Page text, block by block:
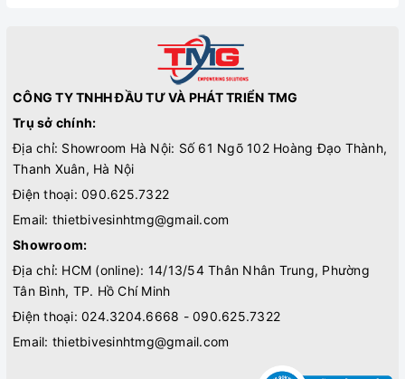
CÔNG TY TNHH ĐẦU TƯ VÀ PHÁT TRIỂN TMG
Trụ sở chính:
Địa chỉ: Showroom Hà Nội: Số 61 Ngõ 102 Hoàng Đạo Thành,
Thanh Xuân, Hà Nội
Điện thoại: 090.625.7322
Email: thietbivesinhtmg@gmail.com
Showroom:
Địa chỉ: HCM (online): 14/13/54 Thân Nhân Trung, Phường
Tân Bình, TP. Hồ Chí Minh
Điện thoại: 024.3204.6668 - 090.625.7322
Email: thietbivesinhtmg@gmail.com